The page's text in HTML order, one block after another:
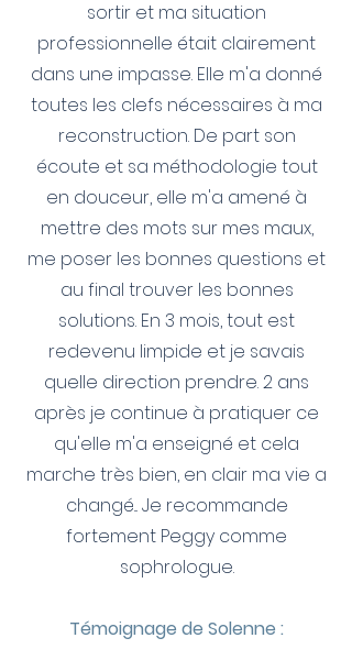
sortir et ma situation
professionnelle était clairement
dans une impasse. Elle m'a donné
toutes les clefs nécessaires à ma
reconstruction. De part son
écoute et sa méthodologie tout
en douceur, elle m'a amené à
mettre des mots sur mes maux,
me poser les bonnes questions et
au final trouver les bonnes
solutions. En 3 mois, tout est
redevenu limpide et je savais
quelle direction prendre. 2 ans
après je continue à pratiquer ce
qu'elle m'a enseigné et cela
marche très bien, en clair ma vie a
changé... Je recommande
fortement Peggy comme
sophrologue.
Témoignage de Solenne :